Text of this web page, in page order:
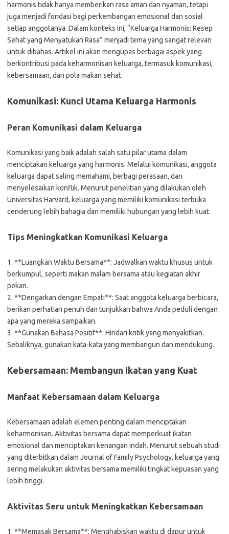
harmonis tidak hanya memberikan rasa aman dan nyaman, tetapi
juga menjadi fondasi bagi perkembangan emosional dan sosial
setiap anggotanya. Dalam konteks ini, “Keluarga Harmonis: Resep
Sehat yang Menyatukan Rasa” menjadi tema yang sangat relevan
untuk dibahas. Artikel ini akan mengupas berbagai aspek yang
berkontribusi pada keharmonisan keluarga, termasuk komunikasi,
kebersamaan, dan pola makan sehat.
Komunikasi: Kunci Utama Keluarga Harmonis
Peran Komunikasi dalam Keluarga
Komunikasi yang baik adalah salah satu pilar utama dalam
menciptakan keluarga yang harmonis. Melalui komunikasi, anggota
keluarga dapat saling memahami, berbagi perasaan, dan
menyelesaikan konflik. Menurut penelitian yang dilakukan oleh
Universitas Harvard, keluarga yang memiliki komunikasi terbuka
cenderung lebih bahagia dan memiliki hubungan yang lebih kuat.
Tips Meningkatkan Komunikasi Keluarga
1. **Luangkan Waktu Bersama**: Jadwalkan waktu khusus untuk
berkumpul, seperti makan malam bersama atau kegiatan akhir
pekan.
2. **Dengarkan dengan Empati**: Saat anggota keluarga berbicara,
berikan perhatian penuh dan tunjukkan bahwa Anda peduli dengan
apa yang mereka sampaikan.
3. **Gunakan Bahasa Positif**: Hindari kritik yang menyakitkan.
Sebaliknya, gunakan kata-kata yang membangun dan mendukung.
Kebersamaan: Membangun Ikatan yang Kuat
Manfaat Kebersamaan dalam Keluarga
Kebersamaan adalah elemen penting dalam menciptakan
keharmonisan. Aktivitas bersama dapat memperkuat ikatan
emosional dan menciptakan kenangan indah. Menurut sebuah studi
yang diterbitkan dalam Journal of Family Psychology, keluarga yang
sering melakukan aktivitas bersama memiliki tingkat kepuasan yang
lebih tinggi.
Aktivitas Seru untuk Meningkatkan Kebersamaan
1. **Memasak Bersama**: Menghabiskan waktu di dapur untuk